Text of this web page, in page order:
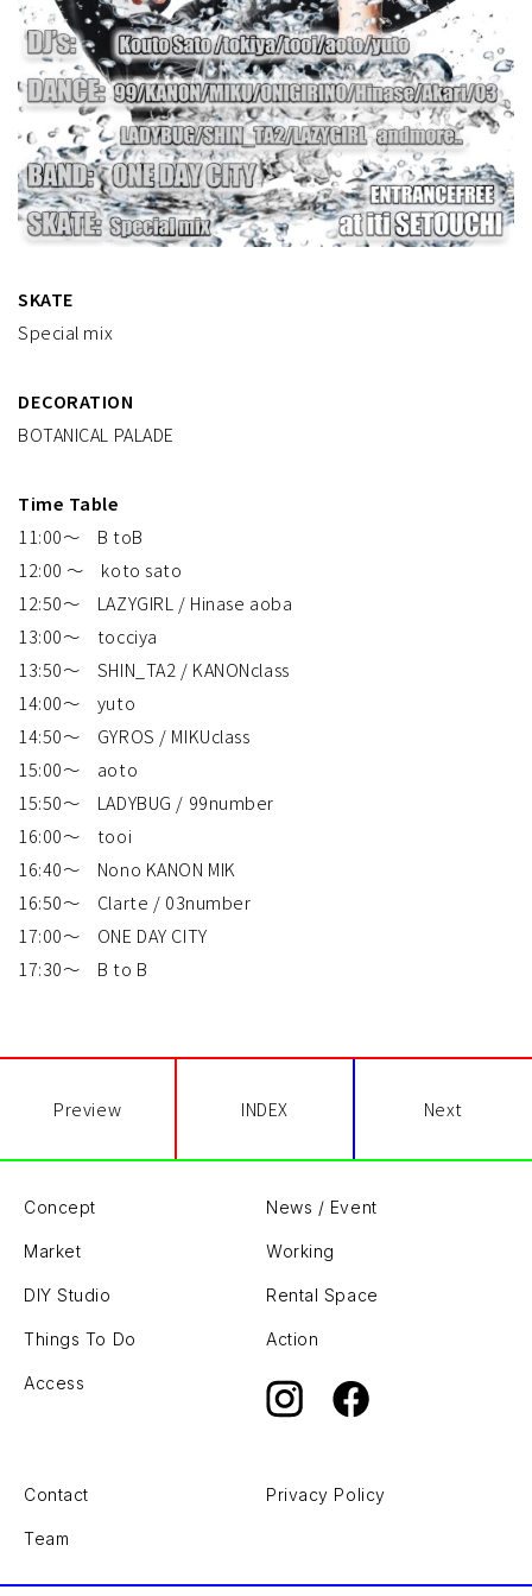
SKATE
Special mix
DECORATION
BOTANICAL PALADE
Time Table
11:00〜 B toB
12:00 〜 koto sato
12:50〜 LAZYGIRL / Hinase aoba
13:00〜 tocciya
13:50〜 SHIN_TA2 / KANONclass
14:00〜 yuto
14:50〜 GYROS / MIKUclass
15:00〜 aoto
15:50〜 LADYBUG / 99number
16:00〜 tooi
16:40〜 Nono KANON MIK
16:50〜 Clarte / 03number
17:00〜 ONE DAY CITY
17:30～ B to B
Preview INDEX Next
Concept News / Event
Market Working
DIY Studio Rental Space
Things To Do Action
Access
Contact Privacy Policy
Team